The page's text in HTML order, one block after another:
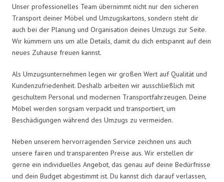
Unser professionelles Team übernimmt nicht nur den sicheren
Transport deiner Möbel und Umzugskartons, sondern steht dir
auch bei der Planung und Organisation deines Umzugs zur Seite.
Wir kümmern uns um alle Details, damit du dich entspannt auf dein
neues Zuhause freuen kannst.
Als Umzugsunternehmen legen wir großen Wert auf Qualität und
Kundenzufriedenheit. Deshalb arbeiten wir ausschließlich mit
geschultem Personal und modernen Transportfahrzeugen. Deine
Möbel werden sorgsam verpackt und transportiert, um
Beschädigungen während des Umzugs zu vermeiden.
Neben unserem hervorragenden Service zeichnen uns auch
unsere fairen und transparenten Preise aus. Wir erstellen dir
gerne ein individuelles Angebot, das genau auf deine Bedürfnisse
und dein Budget abgestimmt ist. Du kannst dich darauf verlassen,